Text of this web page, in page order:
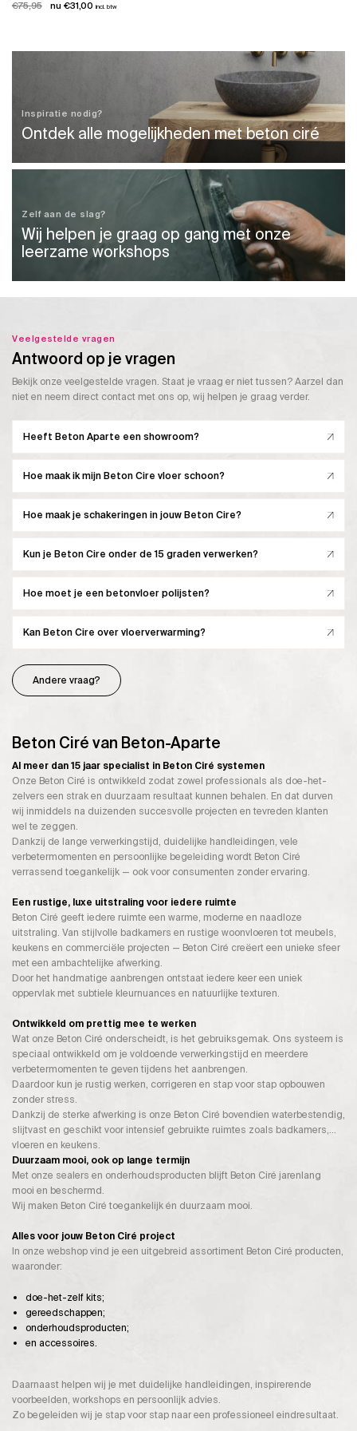
€75,95
Oorspronkelijke
€75,95.
€31,00Huidige
€31,00.
incl. btw
Inspiratie nodig?
Ontdek alle mogelijkheden met beton ciré
Zelf aan de slag?
Wij helpen je graag op gang met onze
leerzame workshops
Veelgestelde vragen
Antwoord op je vragen
Bekijk onze veelgestelde vragen. Staat je vraag er niet tussen? Aarzel dan
niet en neem direct contact met ons op, wij helpen je graag verder.
Heeft Beton Aparte een showroom?
Hoe maak ik mijn Beton Cire vloer schoon?
Hoe maak je schakeringen in jouw Beton Cire?
Kun je Beton Cire onder de 15 graden verwerken?
Hoe moet je een betonvloer polijsten?
Kan Beton Cire over vloerverwarming?
Andere vraag?
Beton Ciré van Beton-Aparte
Al meer dan 15 jaar specialist in Beton Ciré systemen
Onze Beton Ciré is ontwikkeld zodat zowel professionals als doe-het-
zelvers een strak en duurzaam resultaat kunnen behalen. En dat durven
wij inmiddels na duizenden succesvolle projecten en tevreden klanten
wel te zeggen.
Dankzij de lange verwerkingstijd, duidelijke handleidingen, vele
verbetermomenten en persoonlijke begeleiding wordt Beton Ciré
verrassend toegankelijk — ook voor consumenten zonder ervaring.
Een rustige, luxe uitstraling voor iedere ruimte
Beton Ciré geeft iedere ruimte een warme, moderne en naadloze
uitstraling. Van stijlvolle badkamers en rustige woonvloeren tot meubels,
keukens en commerciële projecten — Beton Ciré creëert een unieke sfeer
met een ambachtelijke afwerking.
Door het handmatige aanbrengen ontstaat iedere keer een uniek
oppervlak met subtiele kleurnuances en natuurlijke texturen.
Ontwikkeld om prettig mee te werken
Wat onze Beton Ciré onderscheidt, is het gebruiksgemak. Ons systeem is
speciaal ontwikkeld om je voldoende verwerkingstijd en meerdere
verbetermomenten te geven tijdens het aanbrengen.
Daardoor kun je rustig werken, corrigeren en stap voor stap opbouwen
zonder stress.
Dankzij de sterke afwerking is onze Beton Ciré bovendien waterbestendig,
slijtvast en geschikt voor intensief gebruikte ruimtes zoals badkamers,
vloeren en keukens.
Duurzaam mooi, ook op lange termijn
Met onze sealers en onderhoudsproducten blijft Beton Ciré jarenlang
mooi en beschermd.
Wij maken Beton Ciré toegankelijk én duurzaam mooi.
Alles voor jouw Beton Ciré project
In onze webshop vind je een uitgebreid assortiment Beton Ciré producten,
waaronder:
doe-het-zelf kits;
gereedschappen;
onderhoudsproducten;
en accessoires.
Daarnaast helpen wij je met duidelijke handleidingen, inspirerende
voorbeelden, workshops en persoonlijk advies.
Zo begeleiden wij je stap voor stap naar een professioneel eindresultaat.